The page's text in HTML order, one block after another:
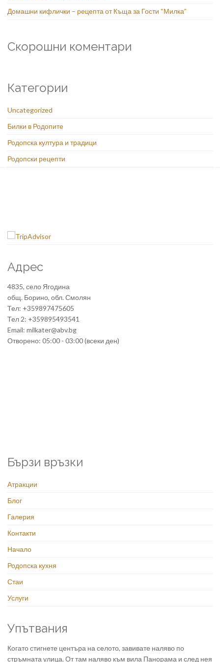
Домашни кифлички – рецепта от Къща за Гости “Милка”
Скорошни коментари
Категории
Uncategorized
Билки в Родопите
Родопска култура и традици
Родопски рецепти
Адрес
4835, село Ягодина
общ. Борино, обл. Смолян
Тел: +359897475605
Тел 2: +359895493541
Email: milkater@abv.bg
Отворено: 05:00 - 03:00 (всеки ден)
Бързи връзки
Атракции
Блог
Галерия
Контакти
Начало
Родопска кухня
Стаи
Услуги
Упътвания
Когато стигнете центъра на селото, завивате наляво по
стръмната улица. От там наляво към вила Панорама и след нея